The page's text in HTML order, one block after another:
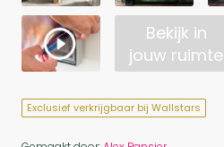
Bekijk in
jouw ruimte
Exclusief verkrijgbaar bij Wallstars